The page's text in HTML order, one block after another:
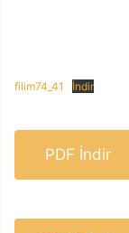
filim74_41 İndir
PDF İndir